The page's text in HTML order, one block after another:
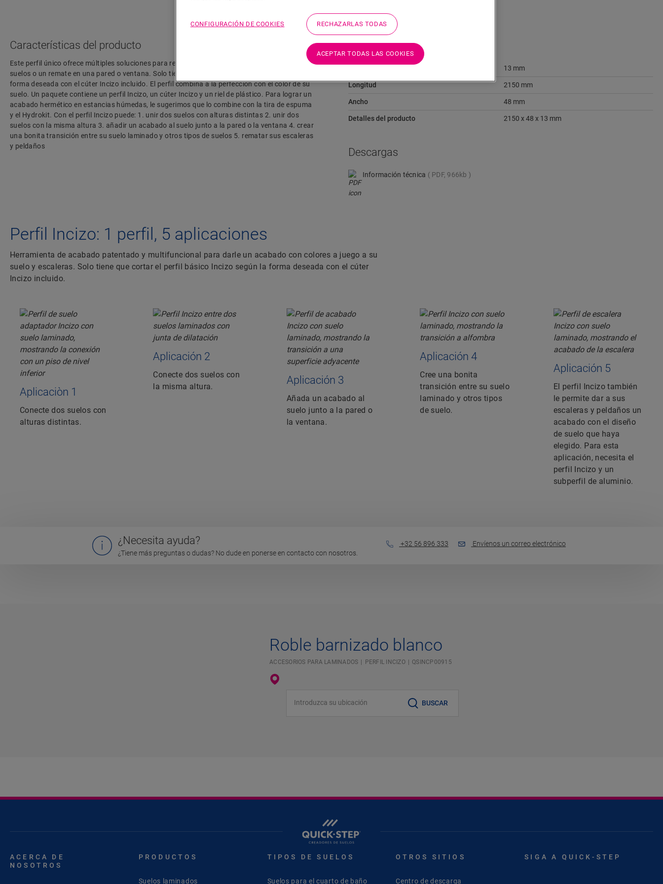
Características del producto
Este perfil único ofrece múltiples soluciones para rematar su suelo, como la transición entre
suelos o un remate en una pared o ventana. Solo tiene que cortar el perfil Incizo según la
forma deseada con el cúter Incizo incluido. El perfil combina a la perfección con el color de su
suelo. Un paquete contiene un perfil Incizo, un cúter Incizo y un riel de plástico. Para lograr un
acabado hermético en estancias húmedas, le sugerimos que lo combine con la tira de espuma
y el Hydrokit. Con el perfil Incizo puede: 1. unir dos suelos con alturas distintas 2. unir dos
suelos con la misma altura 3. añadir un acabado al suelo junto a la pared o la ventana 4. crear
una bonita transición entre su suelo laminado y otros tipos de suelos 5. rematar sus escaleras
y peldaños
Dimensiones
13 mm
Longitud 2150 mm
Ancho 48 mm
Detalles del producto 2150 x 48 x 13 mm
Descargas
Información técnica PDF, 966kb
Perfil Incizo: 1 perfil, 5 aplicaciones
Herramienta de acabado patentado y multifuncional para darle un acabado con colores a juego a su
suelo y escaleras. Solo tiene que cortar el perfil básico Incizo según la forma deseada con el cúter
Incizo incluido.
Aplicaciòn 1
Conecte dos suelos con
alturas distintas.
Aplicación 2
Conecte dos suelos con
la misma altura.
Aplicación 3
Añada un acabado al
suelo junto a la pared o
la ventana.
Aplicación 4
Cree una bonita
transición entre su suelo
laminado y otros tipos
de suelo.
Aplicación 5
El perfil Incizo también
le permite dar a sus
escaleras y peldaños un
acabado con el diseño
de suelo que haya
elegido. Para esta
aplicación, necesita el
perfil Incizo y un
subperfil de aluminio.
¿Necesita ayuda?
¿Tiene más preguntas o dudas? No dude en ponerse en contacto con nosotros.
+32 56 896 333 Envíenos un correo electrónico
Roble barnizado blanco
ACCESORIOS PARA LAMINADOS PERFIL INCIZO QSINCP00915
BUSCAR
ACERCA DE
NOSOTROS
PRODUCTOS
Suelos laminados
TIPOS DE SUELOS
Suelos para el cuarto de baño
OTROS SITIOS
Centro de descarga
SIGA A QUICK-STEP
CONFIGURACIÓN DE COOKIES RECHAZARLAS TODAS
ACEPTAR TODAS LAS COOKIES